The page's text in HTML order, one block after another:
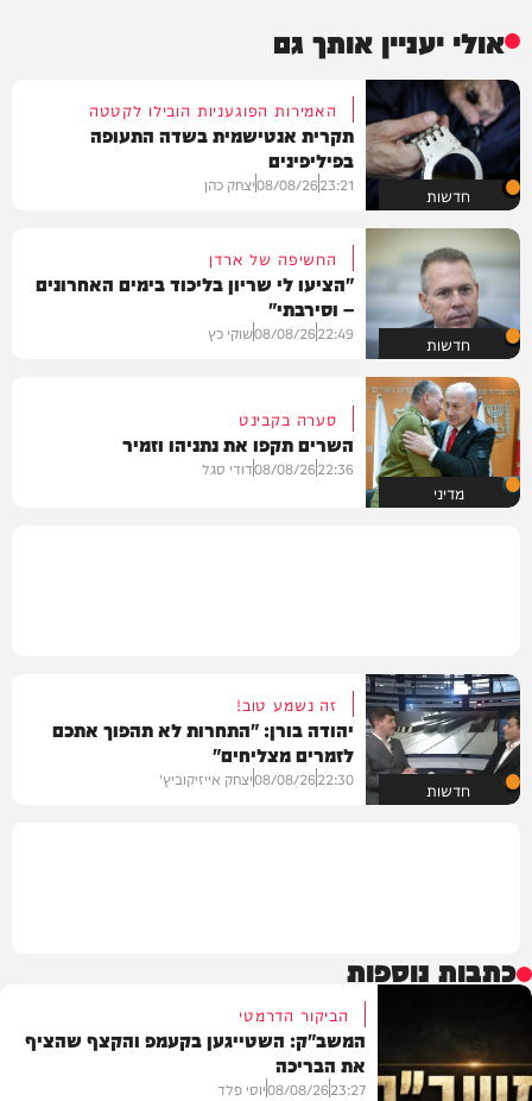
אולי יעניין אותך גם
חדשות
האמירות הפוגעניות הובילו לקטטה
תקרית אנטישמית בשדה התעופה
בפיליפינים
23:21
08/08/26יצחק כהן
חדשות
החשיפה של ארדן
"הציעו לי שריון בליכוד בימים האחרונים
– וסירבתי"
22:49
08/08/26שוקי כץ
מדיני
סערה בקבינט
השרים תקפו את נתניהו וזמיר
22:36
08/08/26דודי סגל
חדשות
זה נשמע טוב!
יהודה בורן: "התחרות לא תהפוך אתכם
לזמרים מצליחים"
22:30
08/08/26יצחק אייזיקוביץ'
כתבות נוספות
הביקור הדרמטי
המשב"ק: השטייגען בקעמפ והקצף שהציף
את הבריכה
23:27
08/08/26יוסי פלד